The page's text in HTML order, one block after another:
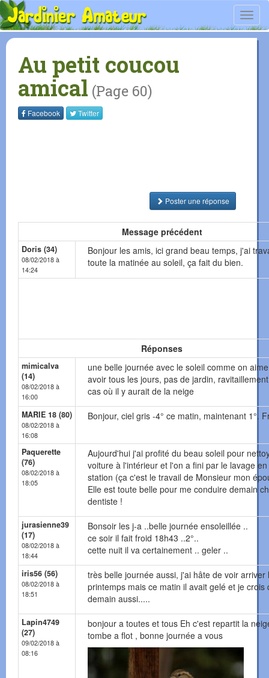
Au petit coucou
amical (Page 60)
Facebook Twitter
Poster une réponse
Message précédent
Doris (34)
08/02/2018 à
14:24
Bonjour les amis, ici grand beau temps, j'ai
toute la matinée au soleil, ça fait du bien.
Réponses
mimicalva
(14)
08/02/2018 à
16:00
une belle journée avec le soleil comme on
avoir tous les jours, pas de jardin,
cas où il y aurait de la neige
MARIE 18 (80)
08/02/2018 à
16:08
Bonjour, ciel gris -4° ce matin, maintenant 1°.
Paquerette
(76)
08/02/2018 à
18:05
Aujourd'hui j'ai profité du beau soleil pour
voiture à l'intérieur et l'on a fini par le lavage en
station (ça c'est le travail de Monsieur mon
Elle est toute belle pour me conduire demain
dentiste !
jurasienne39
(17)
08/02/2018 à
18:44
Bonsoir les j-a ..belle journée ensoleillée ..
ce soir il fait froid 18h43 ..2°..
cette nuit il va certainement .. geler ..
iris56 (56)
08/02/2018 à
18:51
très belle journée aussi, j'ai hâte de voir arriver
printemps mais ce matin il avait gelé et je crois
demain aussi.....
Lapin4749
(27)
09/02/2018 à
08:16
bonjour a toutes et tous Eh c'est repartit la
tombe a flot , bonne journée a vous